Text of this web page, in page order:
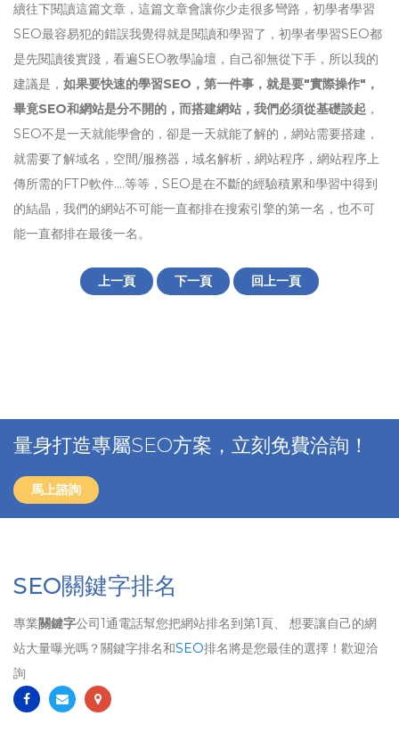
續往下閱讀這篇文章，這篇文章會讓你少走很多彎路，初學者學習
SEO最容易犯的錯誤我覺得就是閱讀和學習了，初學者學習SEO都
是先閱讀後實踐，看遍SEO教學論壇，自己卻無從下手，所以我的
建議是， 如果要快速的學習SEO，第一件事，就是要"實際操作"，
畢竟SEO和網站是分不開的，而搭建網站，我們必須從基礎談起 ，
SEO不是一天就能學會的，卻是一天就能了解的，網站需要搭建，
就需要了解域名，空間/服務器，域名解析，網站程序，網站程序上
傳所需的FTP軟件....等等，SEO是在不斷的經驗積累和學習中得到
的結晶，我們的網站不可能一直都排在搜索引擎的第一名，也不可
能一直都排在最後一名。
上一頁 下一頁 回上一頁
量身打造專屬SEO方案，立刻免費洽詢！
馬上諮詢
SEO關鍵字排名
專業關鍵字公司1通電話幫您把網站排名到第1頁、 想要讓自己的網
站大量曝光嗎？關鍵字排名和SEO排名將是您最佳的選擇！歡迎洽
詢